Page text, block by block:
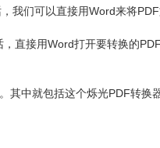
我们可以直接用Word来将PDF
直接用Word打开要转换的PDF
其中就包括这个烁光PDF转换